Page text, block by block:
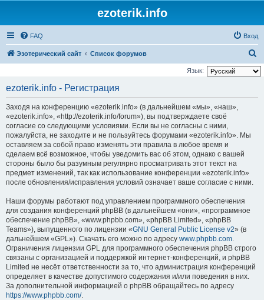
ezoterik.info
FAQ Вход
Эзотерический сайт Список форумов
о
Язык:
ezoterik.info - Регистрация
Заходя на конференцию «ezoterik.info» (в дальнейшем «мы», «наш»,
«ezoterik.info», «http://ezoterik.info/forum»), вы подтверждаете своё
согласие со следующими условиями. Если вы не согласны с ними,
пожалуйста, не заходите и не пользуйтесь форумами «ezoterik.info». Мы
оставляем за собой право изменять эти правила в любое время и
сделаем всё возможное, чтобы уведомить вас об этом, однако с вашей
стороны было бы разумным регулярно просматривать этот текст на
предмет изменений, так как использование конференции «ezoterik.info»
после обновления/исправления условий означает ваше согласие с ними.
Наши форумы работают под управлением программного обеспечения
для создания конференций phpBB (в дальнейшем «они», «программное
обеспечение phpBB», «www.phpbb.com», «phpBB Limited», «phpBB
Teams»), выпущенного по лицензии «GNU General Public License v2» (в
дальнейшем «GPL»). Скачать его можно по адресу www.phpbb.com.
Ограничения лицензии GPL для программного обеспечения phpBB строго
связаны с организацией и поддержкой интернет-конференций, и phpBB
Limited не несёт ответственности за то, что администрация конференций
определяет в качестве допустимого содержания и/или поведения в них.
За дополнительной информацией о phpBB обращайтесь по адресу
https://www.phpbb.com/.